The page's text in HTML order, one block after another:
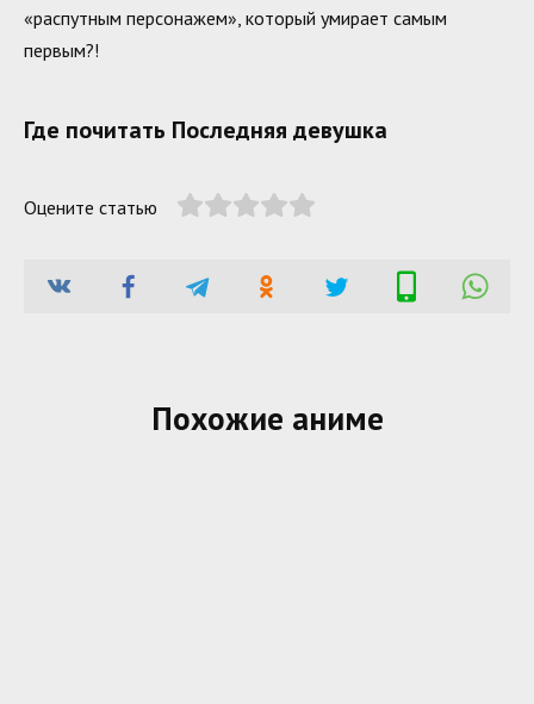
«распутным персонажем», который умирает самым
первым?!
Где почитать Последняя девушка
Оцените статью
Похожие аниме